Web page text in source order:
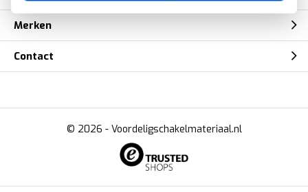
Merken
Contact
© 2026 - Voordeligschakelmateriaal.nl